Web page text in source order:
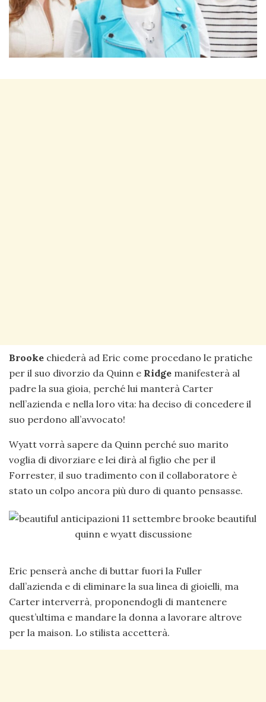
Brooke chiederà ad Eric come procedano le pratiche
per il suo divorzio da Quinn e Ridge manifesterà al
padre la sua gioia, perché lui manterà Carter
nell’azienda e nella loro vita: ha deciso di concedere il
suo perdono all’avvocato!
Wyatt vorrà sapere da Quinn perché suo marito
voglia di divorziare e lei dirà al figlio che per il
Forrester, il suo tradimento con il collaboratore è
stato un colpo ancora più duro di quanto pensasse.
Eric penserà anche di buttar fuori la Fuller
dall’azienda e di eliminare la sua linea di gioielli, ma
Carter interverrà, proponendogli di mantenere
quest’ultima e mandare la donna a lavorare altrove
per la maison. Lo stilista accetterà.